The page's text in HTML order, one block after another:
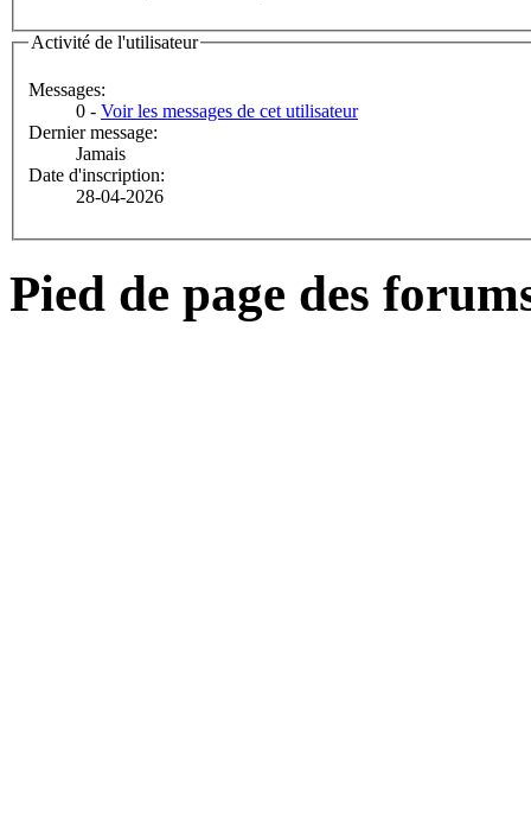
Activité de l'utilisateur
Messages:
0 - Voir les messages de cet utilisateur
Dernier message:
Jamais
Date d'inscription:
28-04-2026
Pied de page des